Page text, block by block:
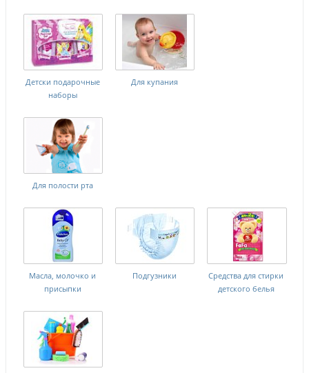
Детски подарочные
наборы
Для купания
Для полости рта
Масла, молочко и
присыпки
Подгузники
Средства для стирки
детского белья